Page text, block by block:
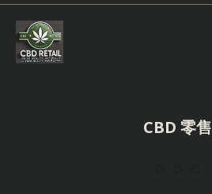
Skip
content
CBD 零售